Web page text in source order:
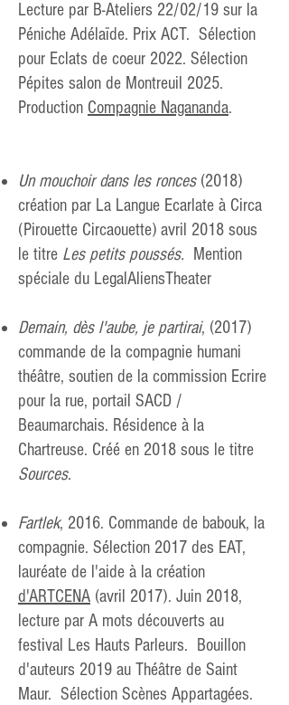
Lecture par B-Ateliers 22/02/19 sur la
Péniche Adélaïde. Prix ACT. Sélection
pour Eclats de coeur 2022. Sélection
Pépites salon de Montreuil 2025.
Production Compagnie Nagananda.
Un mouchoir dans les ronces(2018)
création par La Langue Ecarlate à Circa
(Pirouette Circaouette) avril 2018 sous
le titre Les petits poussés. Mention
spéciale du LegalAliensTheater
Demain, dès l'aube, je partirai, (2017)
commande de la compagnie humani
théâtre, soutien de la commission Ecrire
pour la rue, portail SACD /
Beaumarchais. Résidence à la
Chartreuse. Créé en 2018 sous le titre
Sources.​
Fartlek, 2016. Commande de babouk, la
compagnie. Sélection 2017 des EAT,
lauréate de l'aide à la création
d'ARTCENA (avril 2017). Juin 2018,
lecture par A mots découverts au
festival Les Hauts Parleurs. Bouillon
d'auteurs 2019 au Théâtre de Saint
Maur. Sélection Scènes Appartagées.